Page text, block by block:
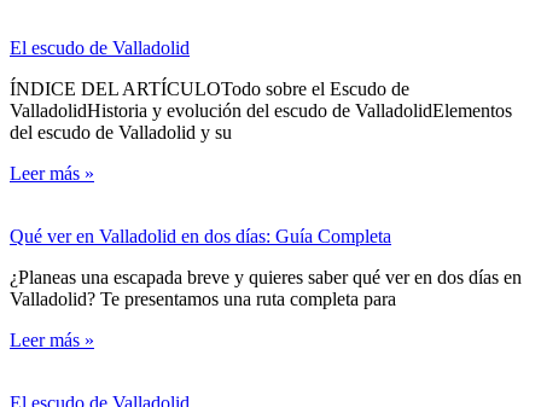
El escudo de Valladolid
ÍNDICE DEL ARTÍCULOTodo sobre el Escudo de
ValladolidHistoria y evolución del escudo de ValladolidElementos
del escudo de Valladolid y su
Leer más »
Qué ver en Valladolid en dos días: Guía Completa
¿Planeas una escapada breve y quieres saber qué ver en dos días en
Valladolid? Te presentamos una ruta completa para
Leer más »